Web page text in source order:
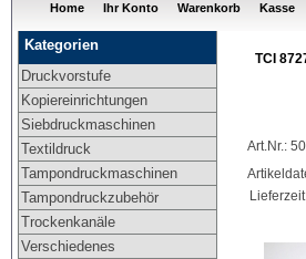
Home Ihr Konto Warenkorb Kasse
Kategorien
Druckvorstufe
Kopiereinrichtungen
Siebdruckmaschinen
Textildruck
Tampondruckmaschinen
Tampondruckzubehör
Trockenkanäle
Verschiedenes
TCI
Art.Nr.: